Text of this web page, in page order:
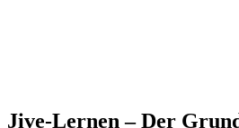
Jive-Lernen – Der